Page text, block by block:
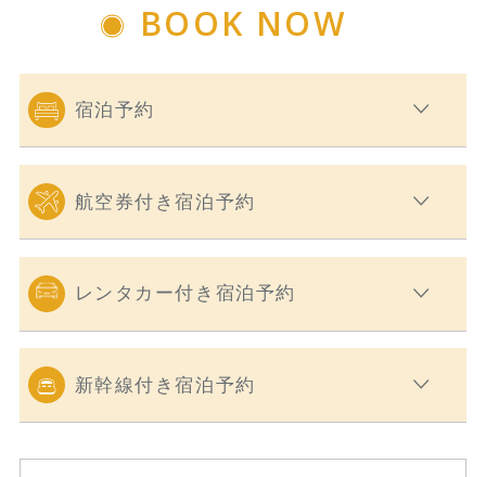
BOOK NOW
宿泊予約
航空券付き宿泊予約
レンタカー付き宿泊予約
新幹線付き宿泊予約